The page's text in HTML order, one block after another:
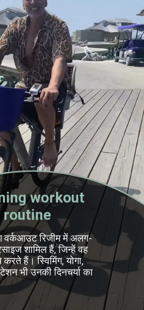
वर्कआउट रिजीम में अलग-
शामिल हैं, जिन्हें वह
करते हैं। स्विमिंग, योगा,
भी उनकी दिनचर्या का
workout
routine